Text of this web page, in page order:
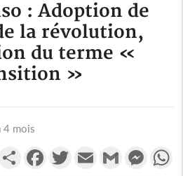
: Adoption de
la révolution,
du terme «
»
4 mois
PartagerFacebookTwitterEmail Gmail